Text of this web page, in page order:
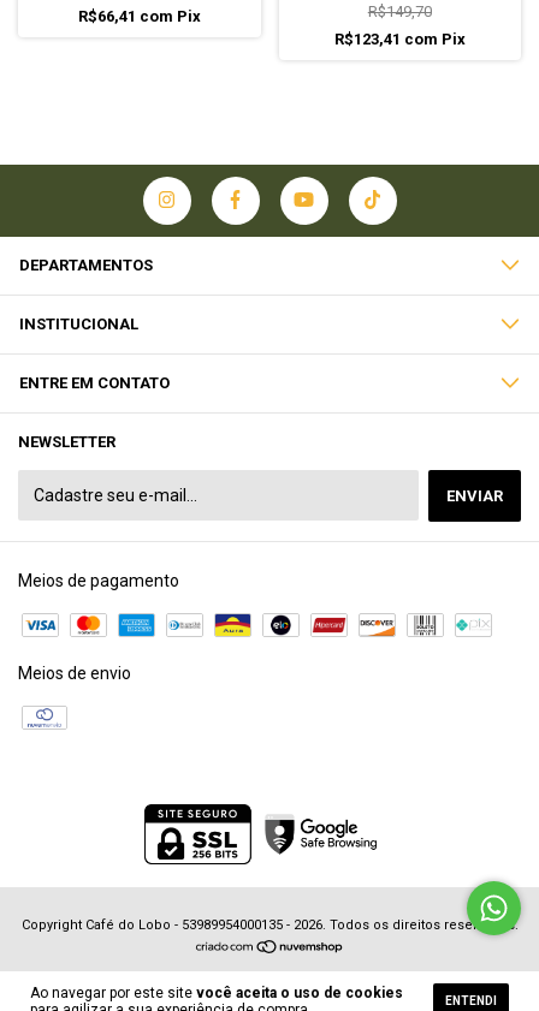
Ao navegar por este site você aceita o uso de cookies
ENTENDI
R$66,41 com Pix
R$149,70
R$123,41 com Pix
DEPARTAMENTOS
INSTITUCIONAL
ENTRE EM CONTATO
NEWSLETTER
Meios de pagamento
Meios de envio
Copyright Café do Lobo - 53989954000135 - 2026. Todos os direitos reservados.